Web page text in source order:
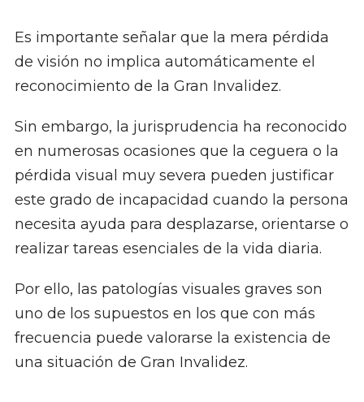
Es importante señalar que la mera pérdida
de visión no implica automáticamente el
reconocimiento de la Gran Invalidez.
Sin embargo, la jurisprudencia ha reconocido
en numerosas ocasiones que la ceguera o la
pérdida visual muy severa pueden justificar
este grado de incapacidad cuando la persona
necesita ayuda para desplazarse, orientarse o
realizar tareas esenciales de la vida diaria.
Por ello, las patologías visuales graves son
uno de los supuestos en los que con más
frecuencia puede valorarse la existencia de
una situación de Gran Invalidez.